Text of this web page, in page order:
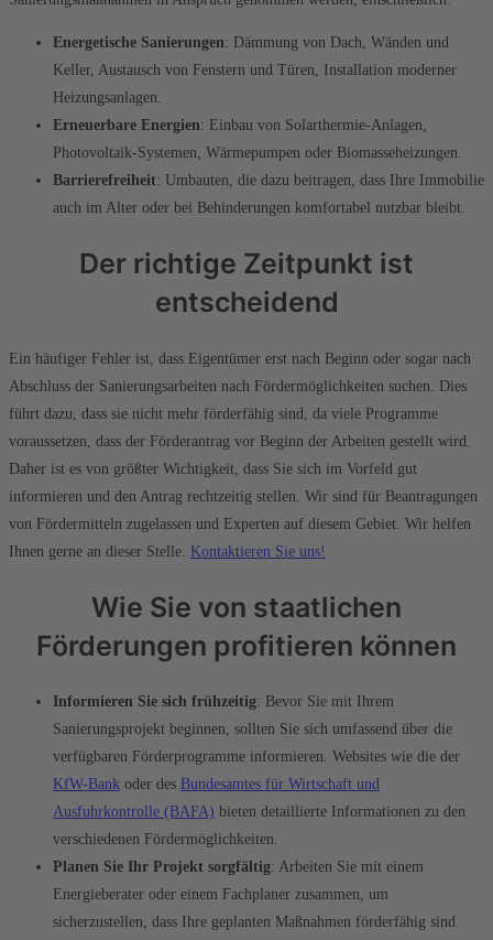
Energetische Sanierungen: Dämmung von Dach, Wänden und
Keller, Austausch von Fenstern und Türen, Installation moderner
Heizungsanlagen.
Erneuerbare Energien: Einbau von Solarthermie-Anlagen,
Photovoltaik-Systemen, Wärmepumpen oder Biomasseheizungen.
Barrierefreiheit: Umbauten, die dazu beitragen, dass Ihre Immobilie
auch im Alter oder bei Behinderungen komfortabel nutzbar bleibt.
Der richtige Zeitpunkt ist
entscheidend
Ein häufiger Fehler ist, dass Eigentümer erst nach Beginn oder sogar nach
Abschluss der Sanierungsarbeiten nach Fördermöglichkeiten suchen. Dies
führt dazu, dass sie nicht mehr förderfähig sind, da viele Programme
voraussetzen, dass der Förderantrag vor Beginn der Arbeiten gestellt wird.
Daher ist es von größter Wichtigkeit, dass Sie sich im Vorfeld gut
informieren und den Antrag rechtzeitig stellen. Wir sind für Beantragungen
von Fördermitteln zugelassen und Experten auf diesem Gebiet. Wir helfen
Ihnen gerne an dieser Stelle.
Kontaktieren Sie uns!
Wie Sie von staatlichen
Förderungen profitieren können
Informieren Sie sich frühzeitig: Bevor Sie mit Ihrem
Sanierungsprojekt beginnen, sollten Sie sich umfassend über die
verfügbaren Förderprogramme informieren. Websites wie die der
KfW-Bank oder des Bundesamtes für Wirtschaft und
Ausfuhrkontrolle (BAFA) bieten detaillierte Informationen zu den
verschiedenen Fördermöglichkeiten.
Planen Sie Ihr Projekt sorgfältig: Arbeiten Sie mit einem
Energieberater oder einem Fachplaner zusammen, um
sicherzustellen, dass Ihre geplanten Maßnahmen förderfähig sind.